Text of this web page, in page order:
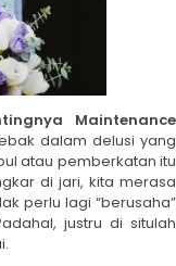
Maintenance
dalam delusi yang
atau pemberkatan itu
di jari, kita merasa
perlu lagi “berusaha”
justru di situlah